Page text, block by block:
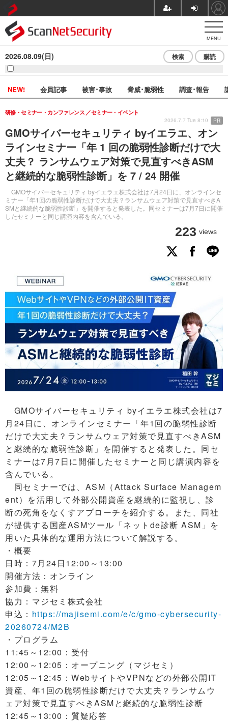
MENU
2026.08.09(日) 検索 購読
NEW! 会員記事 被害･事故 脅威･脆弱性 調査･報告
GMOサイバーセキュリティ byイエラエ、オン
ラインセミナー「年 1 回の脆弱性診断だけで大
丈夫？ ランサムウェア対策で見直すべきASM
と継続的な脆弱性診断」を 7 / 24 開催
GMOサイバーセキュリティ byイエラエ株式会社は7月24日に、オンラインセ
ミナー「年1回の脆弱性診断だけで大丈夫？ランサムウェア対策で見直すべきA
SMと継続的な脆弱性診断」を開催すると発表した。同セミナーは7月7日に開催
したセミナーと同じ講演内容を含んでいる。
研修・セミナー・カンファレンス セミナー・イベント
223 views
2026.7.7 Tue 8:10 PR
GMOサイバーセキュリティ byイエラエ株式会社は7
月24日に、オンラインセミナー「年1回の脆弱性診断
だけで大丈夫？ランサムウェア対策で見直すべきASM
と継続的な脆弱性診断」を開催すると発表した。同セ
ミナーは7月7日に開催したセミナーと同じ講演内容を
含んでいる。
同セミナーでは、ASM（Attack Surface Managem
ent）を活用して外部公開資産を継続的に監視し、診
断の死角をなくすアプローチを紹介する。また、同社
が提供する国産ASMツール「ネットde診断 ASM」を
用いた具体的な運用方法について解説する。
・概要
日時：7月24日12:00～13:00
開催方法：オンライン
参加費：無料
協力：マジセミ株式会社
申込： https://majisemi.com/e/c/gmo-cybersecurity-
20260724/M2B
・プログラム
11:45～12:00：受付
12:00～12:05：オープニング（マジセミ）
12:05～12:45：WebサイトやVPNなどの外部公開IT
資産、年1回の脆弱性診断だけで大丈夫？ランサムウ
ェア対策で見直すべきASMと継続的な脆弱性診断
12:45～13:00：質疑応答